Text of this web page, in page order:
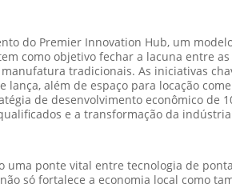
do Premier Innovation Hub, um
como objetivo fechar a lacuna entre
tradicionais. As iniciativas
além de espaço para locação
de desenvolvimento econômico de
e a transformação da
uma ponte vital entre tecnologia de
só fortalece a economia local como